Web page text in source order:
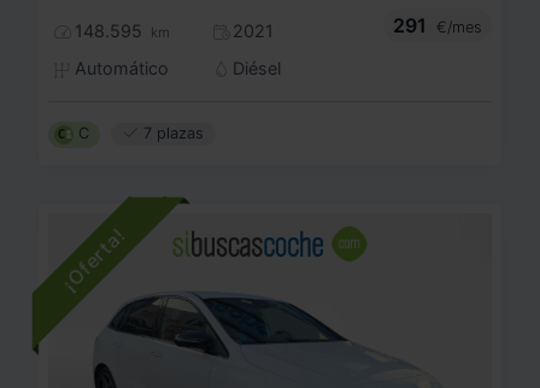
148.595 km
2021
Automático
Diésel
291
€/mes
C 7 plazas